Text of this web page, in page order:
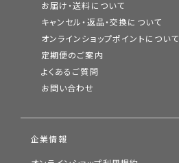
お届け・送料について
キャンセル・返品・交換について
オンラインショップポイントについて
定期便のご案内
よくあるご質問
お問い合わせ
企業情報